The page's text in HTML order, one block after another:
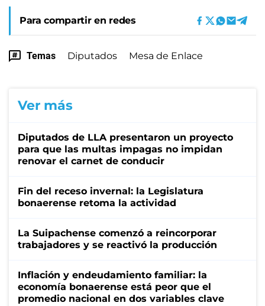
Para compartir en redes
Temas Diputados Mesa de Enlace
Ver más
Diputados de LLA presentaron un proyecto
para que las multas impagas no impidan
renovar el carnet de conducir
Fin del receso invernal: la Legislatura
bonaerense retoma la actividad
La Suipachense comenzó a reincorporar
trabajadores y se reactivó la producción
Inflación y endeudamiento familiar: la
economía bonaerense está peor que el
promedio nacional en dos variables clave